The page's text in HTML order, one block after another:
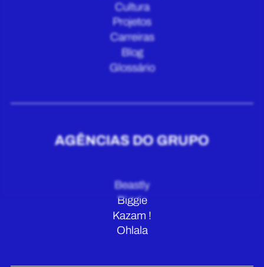
Cultura
Projetos
Carreiras
Blog
Glossário
AGÊNCIAS DO GRUPO
Beastly
Biggie
Kazam !
Ohlala